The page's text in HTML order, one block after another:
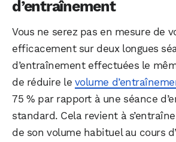
d’entraînement
Vous ne serez pas en mesure de
efficacement sur deux longues
d’entraînement effectuées le
de réduire le volume
75 % par rapport à une séance
standard. Cela revient à
de son volume habituel au cours